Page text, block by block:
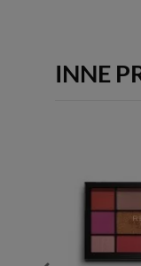
INNE